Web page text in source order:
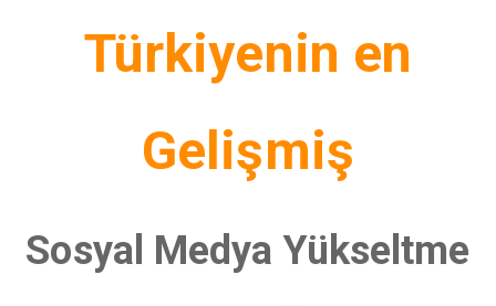
Türkiyenin en
Gelişmiş
Sosyal Medya Yükseltme